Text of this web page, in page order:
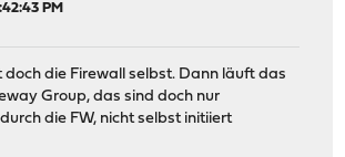
PM
doch die Firewall selbst. Dann läuft das
Group, das sind doch nur
die FW, nicht selbst initiiert